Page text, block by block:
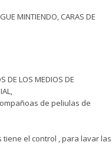
MINTIENDO, CARAS DE
DE LOS MEDIOS DE
de peliulas de
el control , para lavar las